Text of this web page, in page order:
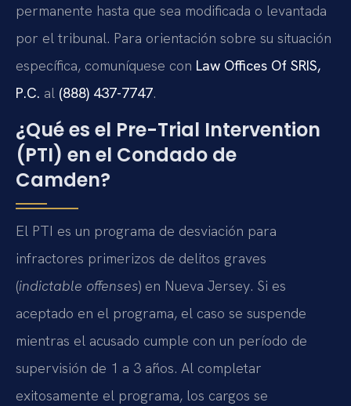
permanente hasta que sea modificada o levantada
por el tribunal. Para orientación sobre su situación
específica, comuníquese con Law Offices Of SRIS,
P.C. al (888) 437-7747.
¿Qué es el Pre-Trial Intervention
(PTI) en el Condado de
Camden?
El PTI es un programa de desviación para
infractores primerizos de delitos graves
(indictable offenses) en Nueva Jersey. Si es
aceptado en el programa, el caso se suspende
mientras el acusado cumple con un período de
supervisión de 1 a 3 años. Al completar
exitosamente el programa, los cargos se